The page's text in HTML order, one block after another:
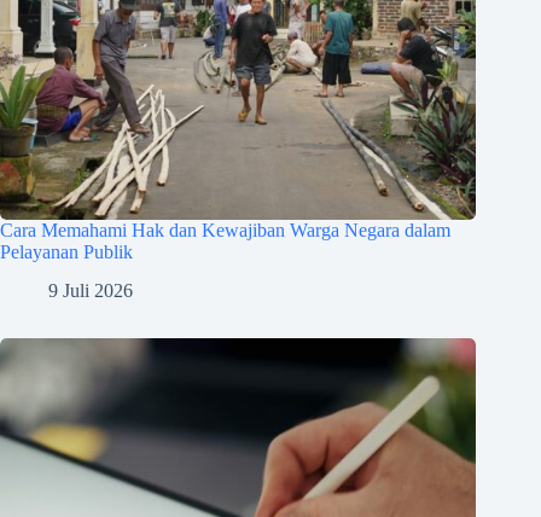
Cara Memahami Hak dan Kewajiban Warga Negara dalam
Pelayanan Publik
9 Juli 2026